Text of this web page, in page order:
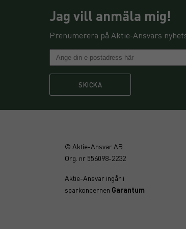
Jag vill anmäla mig!
Prenumerera på Aktie-Ansvars
SKICKA
© Aktie-Ansvar AB
Org. nr 556098-2232
Aktie-Ansvar ingår i
sparkoncernen Garantum